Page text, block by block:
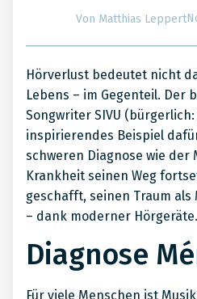
Von Matthias Leppert
Hörverlust bedeutet nicht
Lebens – im Gegenteil. Der
Songwriter SIVU (bürgerlich:
inspirierendes Beispiel
schweren Diagnose wie der
Krankheit seinen Weg
geschafft, seinen Traum
– dank moderner Hörgeräte.
Diagnose
Für viele Menschen ist